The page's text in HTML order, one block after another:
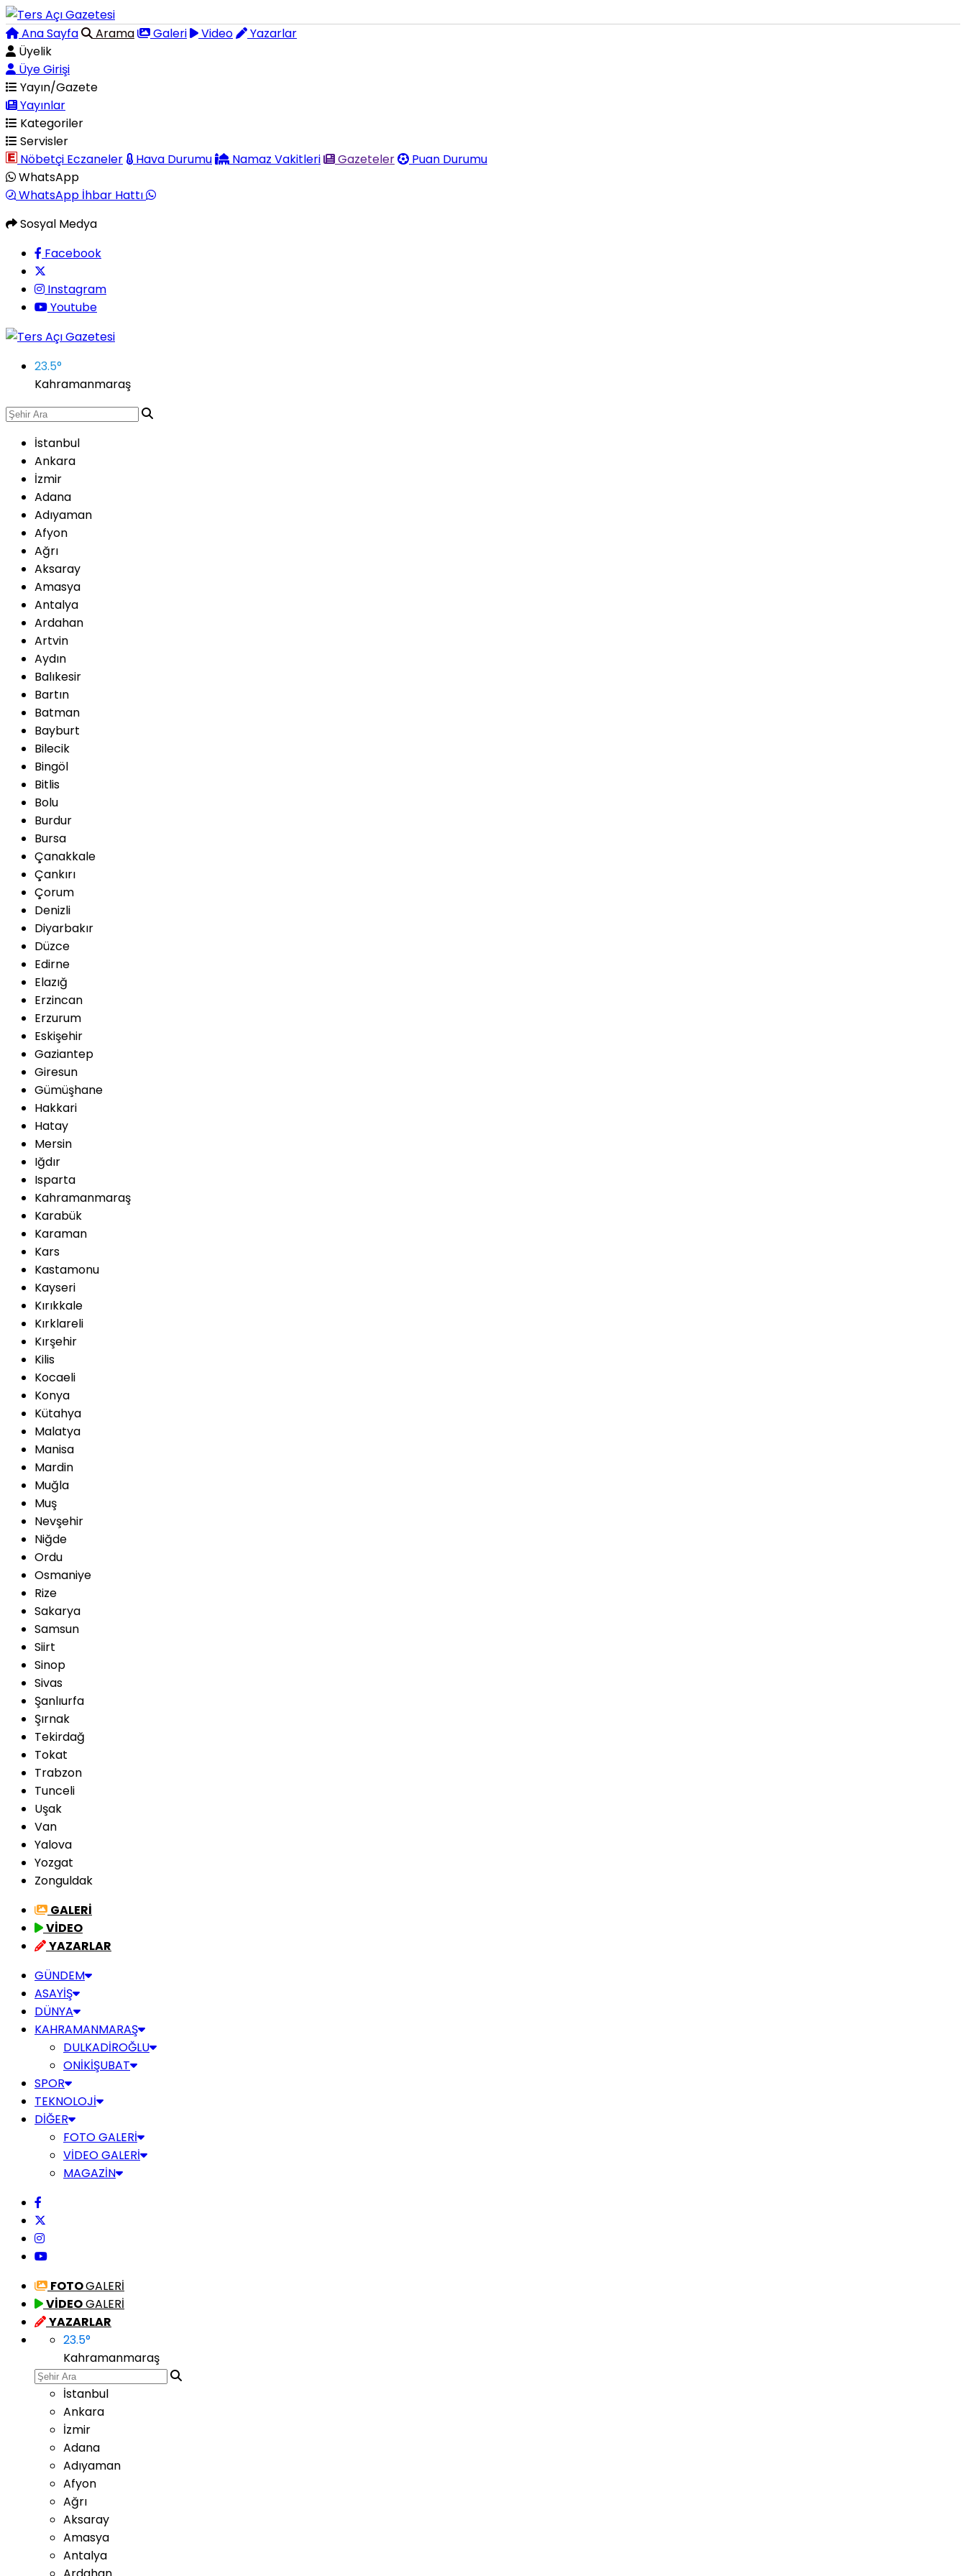
Ana Sayfa Arama Galeri Video
Yazarlar
Üyelik
Üye Girişi
Yayın/Gazete
Yayınlar
Kategoriler
Servisler
Nöbetçi Eczaneler
Hava Durumu Namaz Vakitleri Gazeteler
Puan Durumu
WhatsApp
WhatsApp İhbar Hattı
Sosyal Medya
Facebook
Instagram
Youtube
23.5°
Kahramanmaraş
İstanbul
Ankara
İzmir
Adana
Adıyaman
Afyon
Ağrı
Aksaray
Amasya
Antalya
Ardahan
Artvin
Aydın
Balıkesir
Bartın
Batman
Bayburt
Bilecik
Bingöl
Bitlis
Bolu
Burdur
Bursa
Çanakkale
Çankırı
Çorum
Denizli
Diyarbakır
Düzce
Edirne
Elazığ
Erzincan
Erzurum
Eskişehir
Gaziantep
Giresun
Gümüşhane
Hakkari
Hatay
Mersin
Iğdır
Isparta
Kahramanmaraş
Karabük
Karaman
Kars
Kastamonu
Kayseri
Kırıkkale
Kırklareli
Kırşehir
Kilis
Kocaeli
Konya
Kütahya
Malatya
Manisa
Mardin
Muğla
Muş
Nevşehir
Niğde
Ordu
Osmaniye
Rize
Sakarya
Samsun
Siirt
Sinop
Sivas
Şanlıurfa
Şırnak
Tekirdağ
Tokat
Trabzon
Tunceli
Uşak
Van
Yalova
Yozgat
Zonguldak
GALERİ
VİDEO
YAZARLAR
GÜNDEM
ASAYİŞ
DÜNYA
KAHRAMANMARAŞ
DULKADİROĞLU
ONİKİŞUBAT
SPOR
TEKNOLOJİ
DİĞER
FOTO GALERİ
VİDEO GALERİ
MAGAZİN
FOTOGALERİ
VİDEOGALERİ
YAZARLAR
23.5°
Kahramanmaraş
İstanbul
Ankara
İzmir
Adana
Adıyaman
Afyon
Ağrı
Aksaray
Amasya
Antalya